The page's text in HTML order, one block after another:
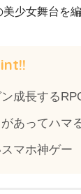
少女舞台を
成長する
あってハマ
マホ神ゲー